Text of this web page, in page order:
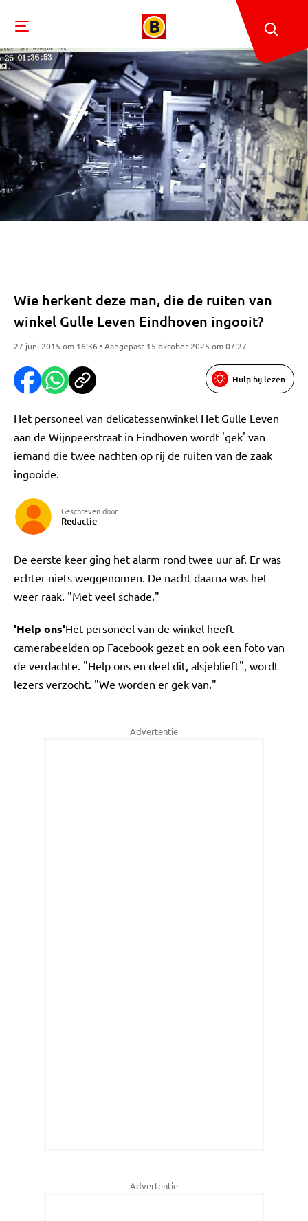
Wie herkent deze man, die de ruiten van
winkel Gulle Leven Eindhoven ingooit?
27 juni 2015 om 16:36 • Aangepast 15 oktober 2025 om 07:27
Hulp bij lezen
Het personeel van delicatessenwinkel Het Gulle Leven
aan de Wijnpeerstraat in Eindhoven wordt 'gek' van
iemand die twee nachten op rij de ruiten van de zaak
ingooide.
Geschreven door
Redactie
De eerste keer ging het alarm rond twee uur af. Er was
echter niets weggenomen. De nacht daarna was het
weer raak. "Met veel schade."
'Help ons'Het personeel van de winkel heeft
camerabeelden op Facebook gezet en ook een foto van
de verdachte. "Help ons en deel dit, alsjeblieft", wordt
lezers verzocht. "We worden er gek van."
Advertentie
Advertentie